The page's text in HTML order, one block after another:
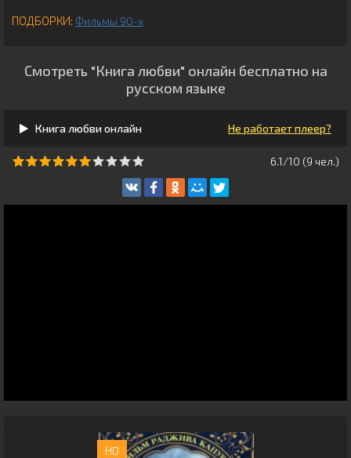
ПОДБОРКИ: Фильмы 90-х
Смотреть "Книга любви" онлайн бесплатно на
русском языке
Книга любви онлайн Не работает плеер?
6.1/10 (9 чeл.)
HD